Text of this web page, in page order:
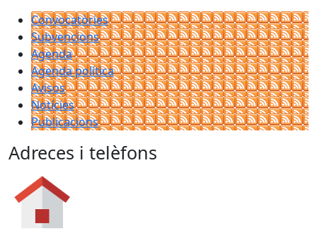
Convocatòries
Subvencions
Agenda
Agenda política
Avisos
Notícies
Publicacions
Adreces i telèfons